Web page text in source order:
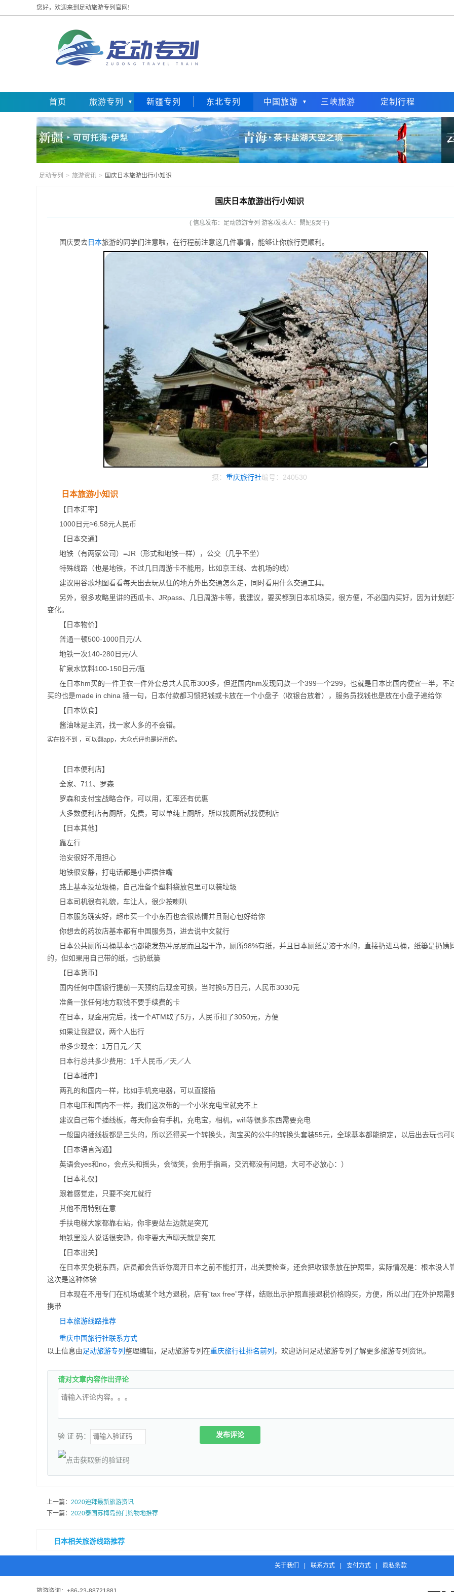
您好，欢迎来到足动旅游专列官网!
首页 旅游专列 新疆专列 东北专列 中国旅游 三峡旅游 定制行程
足动专列 > 旅游资讯 > 国庆日本旅游出行小知识
国庆日本旅游出行小知识
( 信息发布：足动旅游专列 游客/发表人：閖魢§哭干)
国庆要去日本旅游的同学们注意啦，在行程前注意这几件事情，能够让你旅行更顺利。
摄： 重庆旅行社编号：240530
日本旅游小知识
【日本汇率】
1000日元≈6.58元人民币
【日本交通】
地铁（有两家公司）=JR（形式和地铁一样），公交（几乎不坐）
特殊线路（也是地铁，不过几日周游卡不能用，比如京王线、去机场的线）
建议用谷歌地图看看每天出去玩从住的地方外出交通怎么走，同时看用什么交通工具。
另外，很多攻略里讲的西瓜卡、JRpass、几日周游卡等，我建议，要买都到日本机场买，很方便，不必国内买好，因为计划赶
变化。
【日本物价】
普通一顿500-1000日元/人
地铁一次140-280日元/人
矿泉水饮料100-150日元/瓶
在日本hm买的一件卫衣一件外套总共人民币300多，但逛国内hm发现同款一个399一个299，也就是日本比国内便宜一半，不
买的也是made in china 插一句，日本付款都习惯把钱或卡放在一个小盘子（收银台放着），服务员找钱也是放在小盘子递给你
【日本饮食】
酱油味是主流，找一家人多的不会错。
实在找不到 ，可以翻app，大众点评也是好用的。
【日本便利店】
全家、711、罗森
罗森和支付宝战略合作，可以用，汇率还有优惠
大多数便利店有厕所，免费，可以单纯上厕所，所以找厕所就找便利店
【日本其他】
靠左行
治安很好不用担心
地铁很安静，打电话都是小声捂住嘴
路上基本没垃圾桶，自己准备个塑料袋放包里可以装垃圾
日本司机很有礼貌，车让人，很少按喇叭
日本服务确实好，超市买一个小东西也会很热情并且耐心包好给你
你想去的药妆店基本都有中国服务员，进去说中文就行
日本公共厕所马桶基本也都能发热冲屁屁而且超干净，厕所98%有纸，并且日本厕纸是溶于水的，直接扔进马桶，纸篓是扔姨
的，但如果用自己带的纸，也扔纸篓
【日本货币】
国内任何中国银行提前一天预约后现金可换，当时换5万日元，人民币3030元
准备一张任何地方取钱不要手续费的卡
在日本，现金用完后，找一个ATM取了5万，人民币扣了3050元，方便
如果让我建议，两个人出行
带多少现金：1万日元／天
日本行总共多少费用：1千人民币／天／人
【日本插座】
两孔的和国内一样，比如手机充电器，可以直接插
日本电压和国内不一样，我们这次带的一个小米充电宝就充不上
建议自己带个插线板，每天你会有手机，充电宝，相机，wifi等很多东西需要充电
一般国内插线板都是三头的，所以还得买一个转换头，淘宝买的公牛的转换头套装55元，全球基本都能搞定，以后出去玩也可
【日本语言沟通】
英语会yes和no，会点头和摇头，会微笑，会用手指画，交流都没有问题，大可不必放心：）
【日本礼仪】
跟着感觉走，只要不突兀就行
其他不用特别在意
手扶电梯大家都靠右站，你非要站左边就是突兀
地铁里没人说话很安静，你非要大声聊天就是突兀
【日本出关】
在日本买免税东西，店员都会告诉你离开日本之前不能打开，出关要检查，还会把收银条放在护照里，实际情况是：根本没人
这次是这种体验
日本现在不用专门在机场或某个地方退税，店有“tax free”字样，结账出示护照直接退税价格购买，方便，所以出门在外护照需
携带
日本旅游线路推荐
重庆中国旅行社联系方式
以上信息由足动旅游专列 整理编辑，足动旅游专列在重庆旅行社排名前列 ，欢迎访问足动旅游专列了解更多旅游专列资讯。
请对文章内容作出评论
验 证 码： 发布评论
上一篇： 2020迪拜最新旅游资讯
下一篇： 2020泰国苏梅岛热门购物地推荐
日本相关旅游线路推荐
关于我们 联系方式 支付方式 隐私条款